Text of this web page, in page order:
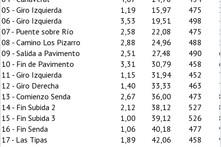
05 - Giro Izquierda
1,19 15,97 475
06 - Giro Izquierda
3,53 19,51 498
07 - Puente sobre Río
2,58 22,08 475
08 - Camino Los Pizarro
2,88 24,96 488
09 - Salida a Pavimento
2,51 27,48 490
10 - Fin de Pavimento
3,31 30,79 458
11 - Giro Izquierda
1,15 31,94 452
12 - Giro Derecha
1,40 33,33 463
13 - Comienzo Senda
2,67 36,00 473
14 - Fin Subida 2
2,12 38,12 527
15 - Fin Subida 3
1,00 39,12 526
16 - Fin Senda
1,06 40,18 477
17 - Las Tipas
1,89 42,06 458